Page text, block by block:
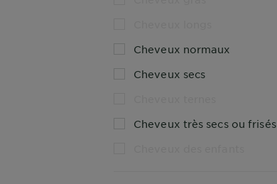
Cheveux normaux
Cheveux secs
Cheveux très secs ou frisés